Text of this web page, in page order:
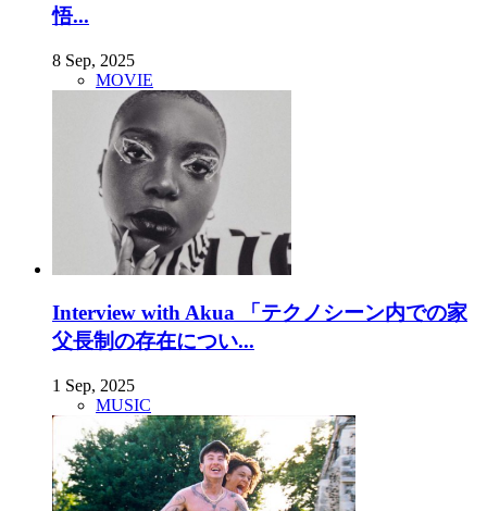
悟...
8 Sep, 2025
MOVIE
Interview with Akua 「テクノシーン内での家
父長制の存在につい...
1 Sep, 2025
MUSIC